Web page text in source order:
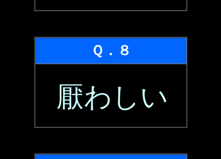
Ｑ．８
厭わしい